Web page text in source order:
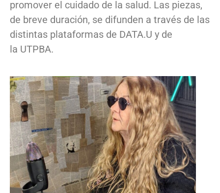
promover el cuidado de la salud. Las piezas,
de breve duración, se difunden a través de las
distintas plataformas de DATA.U y de
la UTPBA.